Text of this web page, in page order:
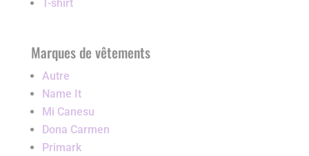
T-shirt
Marques de vêtements
Autre
Name It
Mi Canesu
Dona Carmen
Primark